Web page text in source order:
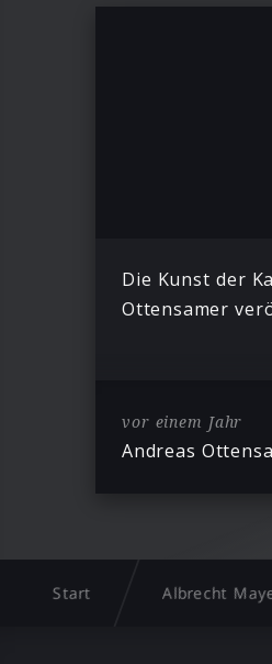
Die Kunst der
Ottensamer
vor einem Jahr
Andreas
Start Albrecht